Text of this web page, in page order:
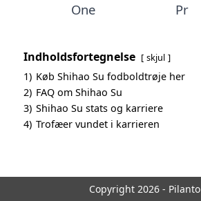
One
Pr
Indholdsfortegnelse skjul
1) Køb Shihao Su fodboldtrøje her
2) FAQ om Shihao Su
3) Shihao Su stats og karriere
4) Trofæer vundet i karrieren
Copyright 2026 -